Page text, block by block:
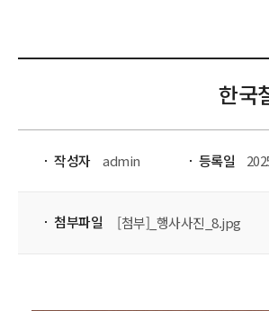
한국
작성자 admin 등록일
첨부파일 [첨부]_행사사진_8.jpg